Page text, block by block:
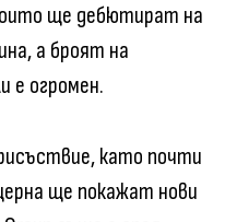
ще дебютират на
а броят на
е огромен.
като почти
ще покажат нови